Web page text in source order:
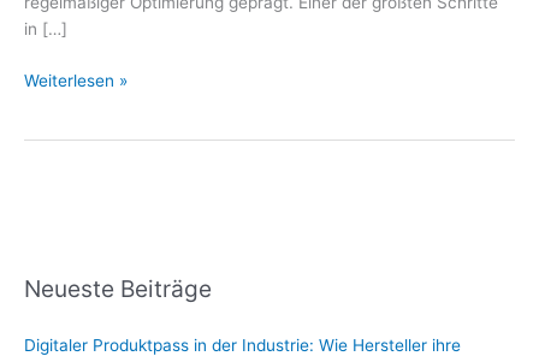
in […]
Weiterlesen »
Neueste Beiträge
Digitaler Produktpass in der Industrie: Wie Hersteller ihre